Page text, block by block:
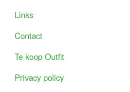
Links
Contact
Te koop Outfit
Privacy policy